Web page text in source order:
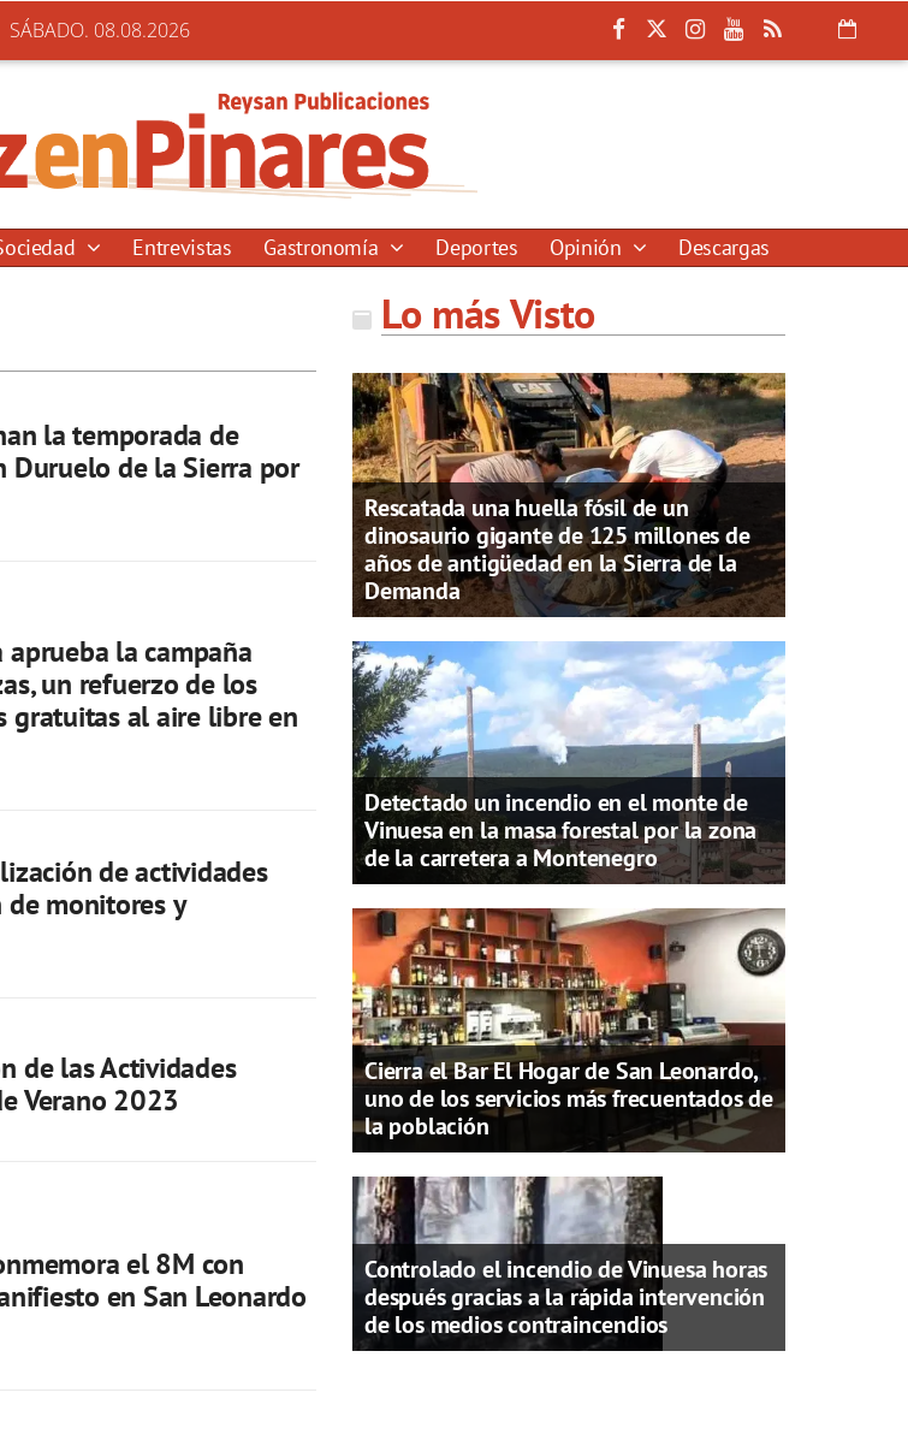
SÁBADO. 08.08.2026
Entrevistas Gastronomía Deportes Opinión Descargas
la temporada de
Duruelo de la Sierra por
la campaña
un refuerzo de los
gratuitas al aire libre en
de actividades
monitores y
de las Actividades
Verano 2023
el 8M con
en San Leonardo
Lo más Visto
Rescatada una huella fósil de un
dinosaurio gigante de 125 millones de
años de antigüedad en la Sierra de la
Demanda
Detectado un incendio en el monte de
Vinuesa en la masa forestal por la zona
de la carretera a Montenegro
Cierra el Bar El Hogar de San Leonardo,
uno de los servicios más frecuentados de
la población
Controlado el incendio de Vinuesa horas
después gracias a la rápida intervención
de los medios contraincendios